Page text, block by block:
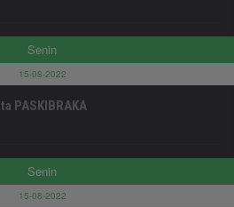
Senin
15-08-2022
PASKIBRAKA
Senin
15-08-2022